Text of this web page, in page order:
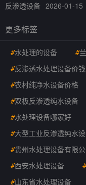
反渗透设备 2026-01-15
更多标签
#水处理的设备 #
#反渗透水处理设备价钱
#农村纯净水设备价格
#双极反渗透纯水设备
#水处理设备哪家好
#大型工业反渗透纯水
#贵州水处理设备有限
#西安水处理设备 #
#山东省水处理设备